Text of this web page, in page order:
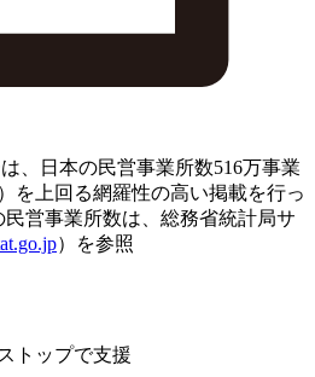
、日本の民営事業所数516万事業
を上回る網羅性の高い掲載を行っ
営事業所数は、総務省統計局サ
）を参照
トップで支援